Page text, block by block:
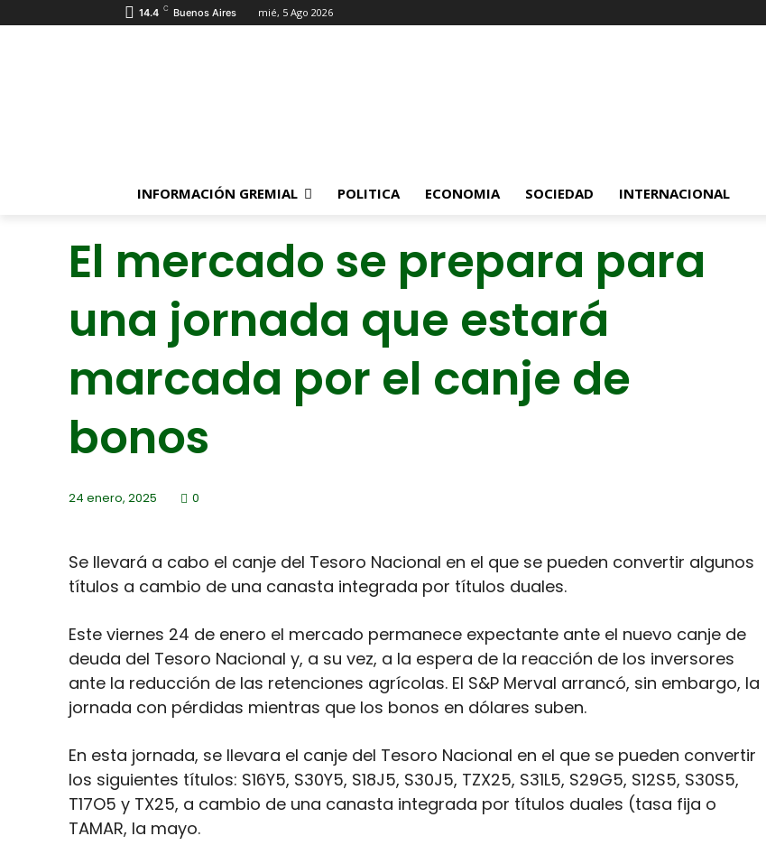
14.4 C Buenos Aires mié, 5 Ago 2026
INFORMACIÓN GREMIAL POLITICA ECONOMIA SOCIEDAD INTERNACIONAL
El mercado se prepara para
una jornada que estará
marcada por el canje de
bonos
24 enero, 2025 0
Se llevará a cabo el canje del Tesoro Nacional en el que se pueden convertir algunos
títulos a cambio de una canasta integrada por títulos duales.
Este viernes 24 de enero el mercado permanece expectante ante el nuevo canje de
deuda del Tesoro Nacional y, a su vez, a la espera de la reacción de los inversores
ante la reducción de las retenciones agrícolas. El S&P Merval arrancó, sin embargo, la
jornada con pérdidas mientras que los bonos en dólares suben.
En esta jornada, se llevara el canje del Tesoro Nacional en el que se pueden convertir
los siguientes títulos: S16Y5, S30Y5, S18J5, S30J5, TZX25, S31L5, S29G5, S12S5, S30S5,
T17O5 y TX25, a cambio de una canasta integrada por títulos duales (tasa fija o
TAMAR, la mayo.